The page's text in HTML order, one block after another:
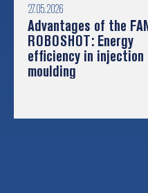
27.05.2026
Advantages of the
ROBOSHOT: Energy
efficiency in injection
moulding